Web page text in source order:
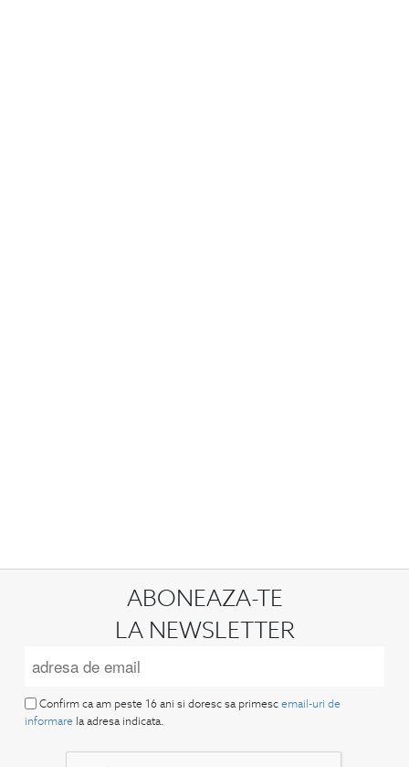
ABONEAZA-TE
LA NEWSLETTER
Confirm ca am peste 16 ani si doresc sa primesc email-uri de
informare la adresa indicata.